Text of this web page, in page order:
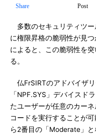
Share Post
多数のセキュリティツー
に権限昇格の脆弱性が見
によると、この脆弱性を
る。
仏FrSIRTのアドバイザ
「NPF.SYS」デバイスド
たユーザーが任意のカー
コードを実行することが
ら2番目の「Moderate」と